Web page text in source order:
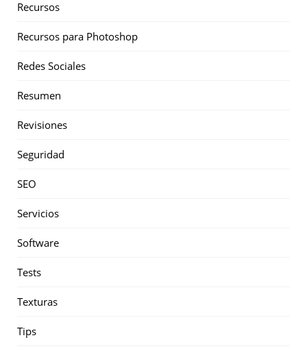
Recursos
Recursos para Photoshop
Redes Sociales
Resumen
Revisiones
Seguridad
SEO
Servicios
Software
Tests
Texturas
Tips